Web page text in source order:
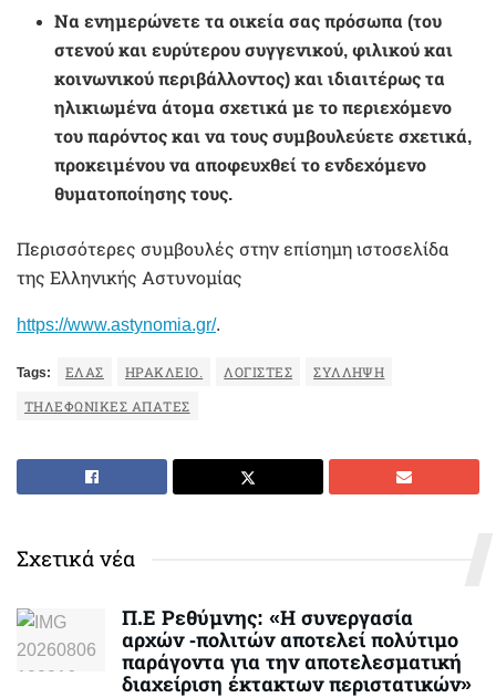
Να ενημερώνετε τα οικεία σας πρόσωπα (του
στενού και ευρύτερου συγγενικού, φιλικού και
κοινωνικού περιβάλλοντος) και ιδιαιτέρως τα
ηλικιωμένα άτομα σχετικά με το περιεχόμενο
του παρόντος και να τους συμβουλεύετε σχετικά,
προκειμένου να αποφευχθεί το ενδεχόμενο
θυματοποίησης τους.
Περισσότερες συμβουλές στην επίσημη ιστοσελίδα
της Ελληνικής Αστυνομίας
https://www.astynomia.gr/.
Tags: ΕΛΑΣ ΗΡΆΚΛΕΙΟ. ΛΟΓΙΣΤΈΣ ΣΎΛΛΗΨΗ
ΤΗΛΕΦΩΝΙΚΕΣ ΑΠΑΤΕΣ
Σχετικά νέα
Π.Ε Ρεθύμνης: «Η συνεργασία
αρχών -πολιτών αποτελεί πολύτιμο
παράγοντα για την αποτελεσματική
διαχείριση έκτακτων περιστατικών»